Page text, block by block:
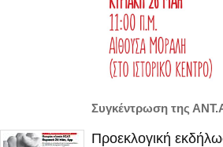
Συγκέντρωση της
Προεκλογική